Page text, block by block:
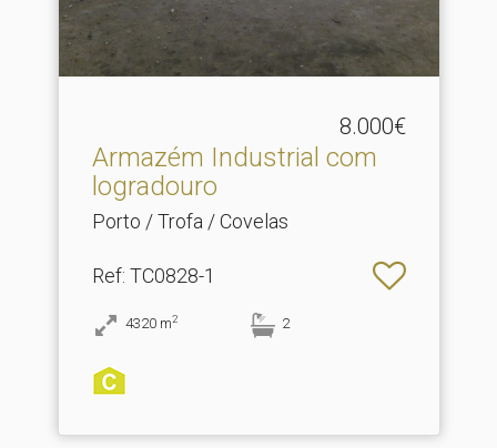
8.000€
Armazém Industrial com
logradouro
Porto / Trofa / Covelas
Ref: TC0828-1
4320 m2 2